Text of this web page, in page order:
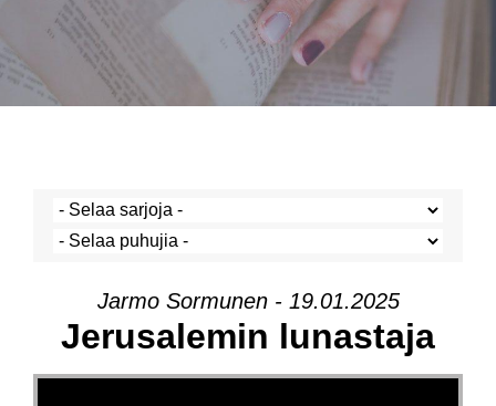
Jarmo Sormunen - 19.01.2025
Jerusalemin lunastaja
Videotoistin